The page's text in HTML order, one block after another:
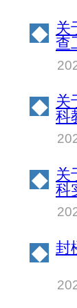
◆ 关
查
◆ 关
科
通
◆ 关
科
通
◆ 封